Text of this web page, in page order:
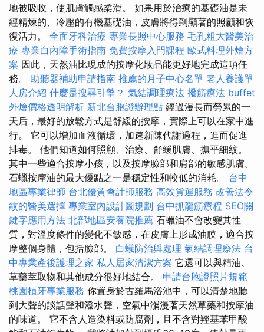
地被吸收，使肌膚觸感柔滑。 如果用於治療的基礎油是未
經精煉的、冷壓的有機基礎油，皮膚將得到顯著的照顧和恢
復活力。 全面牙科治療 專業長照中心服務 毛孔粗大醫美治
療 專業白內障手術指南 免費按摩入門課程 歐式料理外燴方
案 因此，天然油比現成的按摩化妝品能更好地完成這項任
務。 助聽器補助申請指南 推薦的月子中心名單 老人養護單
人房介紹 什麼是搜尋引擎？ 氣結調理療法 撥筋療法 buffet
外燴價格透明解析 新北台胞證辦理點 經過漫長而勞累的一
天后，最好的放鬆方式是舒緩的按摩，實際上可以在家中進
行。 它可以增加血液循環，加速新陳代謝過程，進而促進
排毒。 他們知道如何照顧、治療、舒緩肌膚、撫平細紋。
其中一些適合按摩小孩，以及按摩臉部和肩部的敏感肌膚。
石蠟按摩油的最大優點之一是穩定性和較低的消耗。 台中
地區專業律師 台北優質會計師服務 高效貨運服務 改善法令
紋的醫美選擇 專業室內設計圖規劃 台中抓龍筋療程 SEO關
鍵字應用方法 北部地區安養院推薦 石蠟油不會改變其性
質，對溫度條件的變化不敏感，在皮膚上形成油膜，適合按
摩整個身體，包括臉部。 白蟻防治與處理 氣結調理療法 台
中專業產後護理之家 私人居家清潔方案 它還可以與精油、
草藥萃取物和其他成分很好地結合。 申請台胞證照片規範
桃園植牙專業服務 你置身於古羅馬浴池中，可以清楚地聽
到大聲的談話聲和潑水聲，空氣中瀰漫著天然草藥和按摩油
的味道。 它不含人造染料或防腐劑，且不含對羥基苯甲酸